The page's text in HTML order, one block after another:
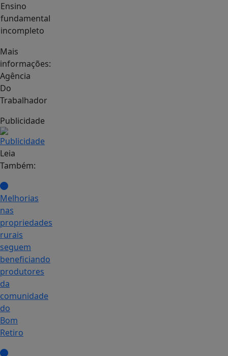
Ensino
fundamental
incompleto
Mais
informações:
Agência
Do
Trabalhador
Publicidade
Leia
Também:
Melhorias
nas
propriedades
rurais
seguem
beneficiando
produtores
da
comunidade
do
Bom
Retiro